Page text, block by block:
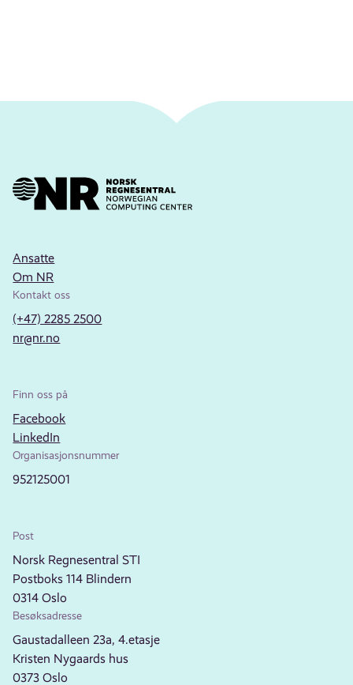
Ansatte
Om NR
Kontakt oss
(+47) 2285 2500
nr@nr.no
Finn oss på
Facebook
LinkedIn
Organisasjonsnummer
952125001
Post
Norsk Regnesentral STI
Postboks 114 Blindern
0314 Oslo
Besøksadresse
Gaustadalleen 23a, 4.etasje
Kristen Nygaards hus
0373 Oslo